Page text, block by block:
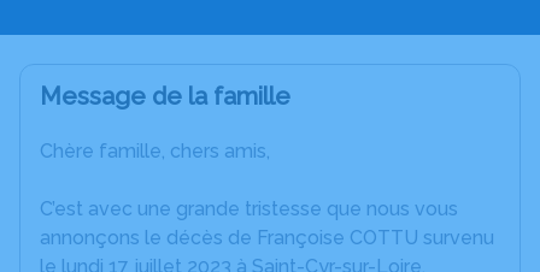
Message de la famille
Chère famille, chers amis,
C’est avec une grande tristesse que nous vous
annonçons le décès de Françoise COTTU survenu
le lundi 17 juillet 2023 à Saint-Cyr-sur-Loire.